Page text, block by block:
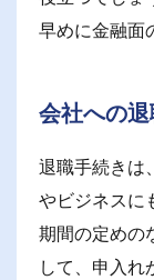
早めに金融面
会社への
退職手続きは
やビジネスに
期間の定めの
して、申入れ